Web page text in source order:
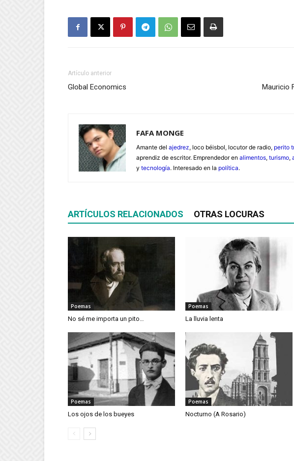
Artículo anterior
Global Economics Mauricio
FAFA MONGE
Amante del ajedrez, loco béisbol, locutor de radio, perito
aprendiz de escritor. Emprendedor en alimentos, turismo,
y tecnología. Interesado en la política.
ARTÍCULOS RELACIONADOS OTRAS LOCURAS
Poemas
No sé me importa un pito…
Poemas
La lluvia lenta
Poemas
Los ojos de los bueyes
Poemas
Nocturno (A Rosario)